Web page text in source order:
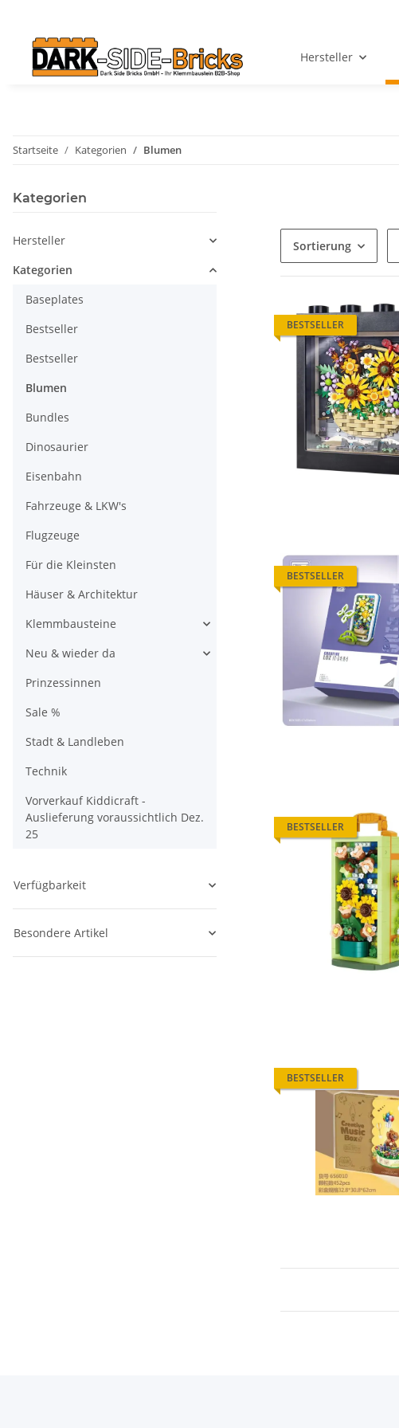
Hersteller
Startseite Kategorien Blumen
Sortierung
BESTSELLER
BESTSELLER
BESTSELLER
BESTSELLER
Kategorien
Hersteller
Kategorien
Baseplates
Bestseller
Bestseller
Blumen
Bundles
Dinosaurier
Eisenbahn
Fahrzeuge & LKW's
Flugzeuge
Für die Kleinsten
Häuser & Architektur
Klemmbausteine
Neu & wieder da
Prinzessinnen
Sale %
Stadt & Landleben
Technik
Vorverkauf Kiddicraft -
Auslieferung voraussichtlich Dez.
25
Verfügbarkeit
Besondere Artikel